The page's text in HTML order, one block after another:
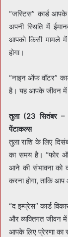
“जस्टिस” कार्ड
अपनी स्थिति में
आपको किसी मामले में
होगा।
“नाइन ऑफ वॉटर”
है। यह आपके जीवन में
तुला (23 सितंबर
पेंटाकल्स
तुला राशि के लिए
का समय है। “फोर
आने की संभावना को
करना होगा, ताकि
“द इम्प्रेस” कार्ड
और व्यक्तिगत जीवन में
आपके लिए प्रेरणा का